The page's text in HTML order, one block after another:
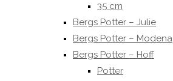
35 cm
Bergs Potter – Julie
Bergs Potter – Modena
Bergs Potter – Hoff
Potter